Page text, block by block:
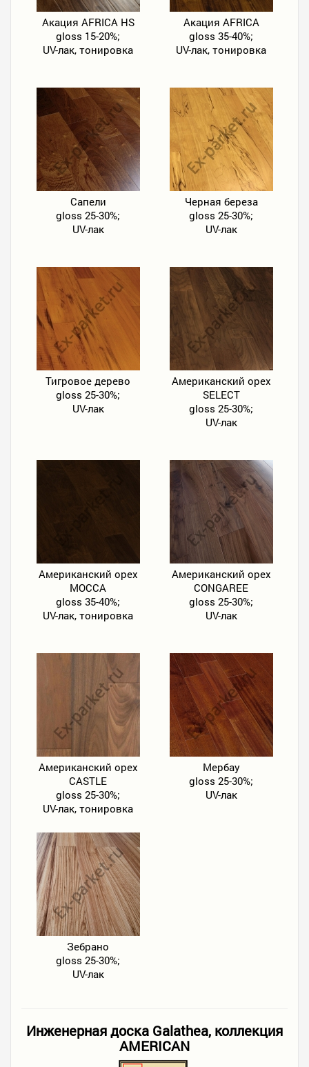
Акация AFRICA HS
gloss 15-20%;
UV-лак, тонировка
Акация AFRICA
gloss 35-40%;
UV-лак, тонировка
Сапели
gloss 25-30%;
UV-лак
Черная береза
gloss 25-30%;
UV-лак
Тигровое дерево
gloss 25-30%;
UV-лак
Американский орех
SELECT
gloss 25-30%;
UV-лак
Американский орех
MOCCA
gloss 35-40%;
UV-лак, тонировка
Американский орех
CONGAREE
gloss 25-30%;
UV-лак
Американский орех
CASTLE
gloss 25-30%;
UV-лак, тонировка
Мербау
gloss 25-30%;
UV-лак
Зебрано
gloss 25-30%;
UV-лак
Инженерная доска Galathea, коллекция
AMERICAN